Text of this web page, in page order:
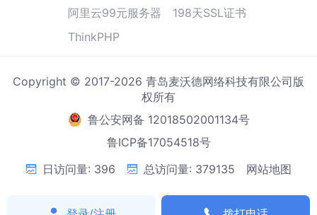
阿里云99元服务器
198天SSL证书
ThinkPHP
Copyright © 2017-2026 青岛麦沃德网络科技有限公司版
权所有
鲁公安网备 12018502001134号
鲁ICP备17054518号
日访问量: 396
总访问量: 379135 网站地图